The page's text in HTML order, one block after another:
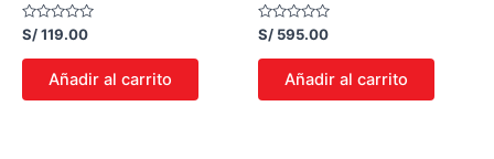
Valorado
con
0
S/119.00
Añadir al carrito
Valorado
con
0
S/ 595.00
Añadir al carrito